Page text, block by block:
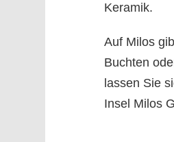
Keramik.
Auf Milos
Buchten
lassen Sie
Insel Milos